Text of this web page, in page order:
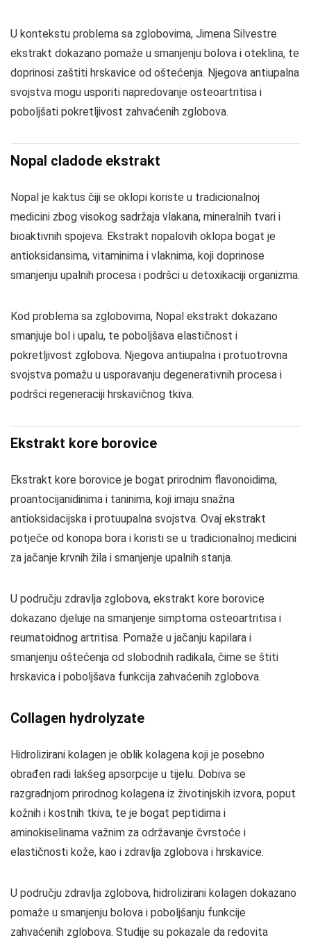
U kontekstu problema sa zglobovima, Jimena Silvestre
ekstrakt dokazano pomaže u smanjenju bolova i oteklina, te
doprinosi zaštiti hrskavice od oštećenja. Njegova antiupalna
svojstva mogu usporiti napredovanje osteoartritisa i
poboljšati pokretljivost zahvaćenih zglobova.
Nopal cladode ekstrakt
Nopal je kaktus čiji se oklopi koriste u tradicionalnoj
medicini zbog visokog sadržaja vlakana, mineralnih tvari i
bioaktivnih spojeva. Ekstrakt nopalovih oklopa bogat je
antioksidansima, vitaminima i vlaknima, koji doprinose
smanjenju upalnih procesa i podršci u detoxikaciji organizma.
Kod problema sa zglobovima, Nopal ekstrakt dokazano
smanjuje bol i upalu, te poboljšava elastičnost i
pokretljivost zglobova. Njegova antiupalna i protuotrovna
svojstva pomažu u usporavanju degenerativnih procesa i
podršci regeneraciji hrskavičnog tkiva.
Ekstrakt kore borovice
Ekstrakt kore borovice je bogat prirodnim flavonoidima,
proantocijanidinima i taninima, koji imaju snažna
antioksidacijska i protuupalna svojstva. Ovaj ekstrakt
potječe od konopa bora i koristi se u tradicionalnoj medicini
za jačanje krvnih žila i smanjenje upalnih stanja.
U području zdravlja zglobova, ekstrakt kore borovice
dokazano djeluje na smanjenje simptoma osteoartritisa i
reumatoidnog artritisa. Pomaže u jačanju kapilara i
smanjenju oštećenja od slobodnih radikala, čime se štiti
hrskavica i poboljšava funkcija zahvaćenih zglobova.
Collagen hydrolyzate
Hidrolizirani kolagen je oblik kolagena koji je posebno
obrađen radi lakšeg apsorpcije u tijelu. Dobiva se
razgradnjom prirodnog kolagena iz životinjskih izvora, poput
kožnih i kostnih tkiva, te je bogat peptidima i
aminokiselinama važnim za održavanje čvrstoće i
elastičnosti kože, kao i zdravlja zglobova i hrskavice.
U području zdravlja zglobova, hidrolizirani kolagen dokazano
pomaže u smanjenju bolova i poboljšanju funkcije
zahvaćenih zglobova. Studije su pokazale da redovita